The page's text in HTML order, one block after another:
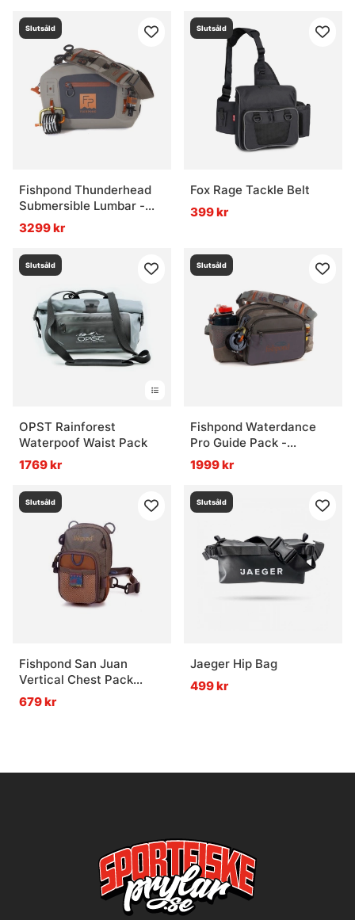
Slutsåld
Fishpond Thunderhead
Submersible Lumbar -
Eco Shale
3299 kr
Slutsåld
Fox Rage Tackle Belt
399 kr
Slutsåld
OPST Rainforest
Waterpoof Waist Pack
1769 kr
Slutsåld
Fishpond Waterdance
Pro Guide Pack -
Driftwood
1999 kr
Slutsåld
Fishpond San Juan
Vertical Chest Pack
Sand Saddle Brown
679 kr
Slutsåld
Jaeger Hip Bag
499 kr